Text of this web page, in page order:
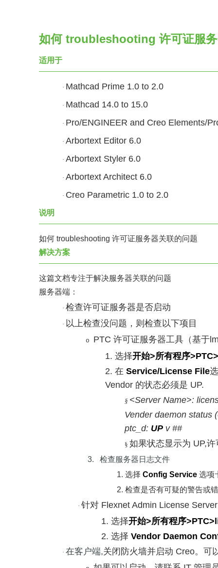
如何troubleshooting 许可证服
适用于
· Mathcad Prime 1.0 to 2.0
· Mathcad 14.0 to 15.0
· Pro/ENGINEER and Creo Elements/
· Arbortext Editor 6.0
· Arbortext Styler 6.0
· Arbortext Architect 6.0
· Creo Parametric 1.0 to 2.0
说明
如何 troubleshooting 许可证服务器关联的问题
解决方案
这篇文档专注于解决服务器关联的问题
服务器端：
· 检查许可证服务器是否启动
· 以上检查没问题，则检查以下项目
o PTC 许可证服务器工具（基于
1. 选择开始>所有程序
2. 在 Service/License File
Vendor 的状态必须是
§ <Server Name>:
Vender daemon status
ptc_d: UP v ##
§ 如果状态显示为 UP,许
3. 检查服务器日志文件
1. 选择 Config Service 选项
2. 检查是否有可疑的警告或
· 针对 Flexnet Admin License
1. 选择开始>所有程序
2. 选择 Vendor Daemon
· 在客户端,关闭防火墙并启动 Creo。可